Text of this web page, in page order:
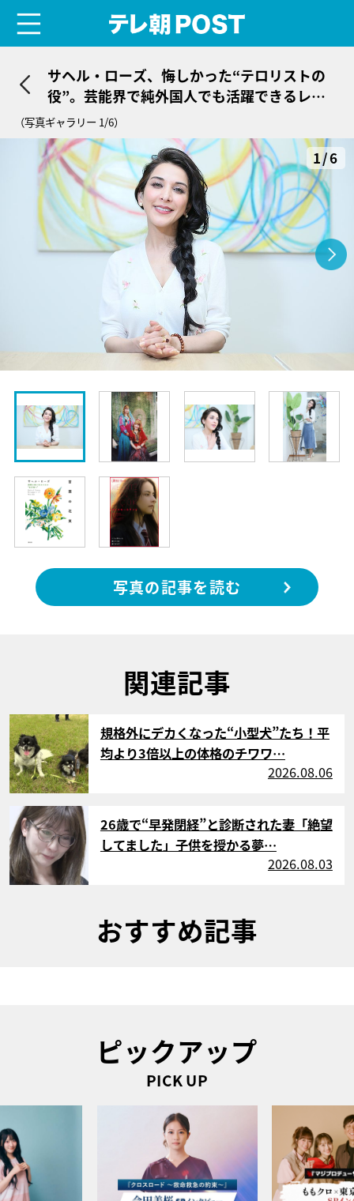
サヘル・ローズ、悔しかった“テロリストの
役”。芸能界で純外国人でも活躍できるレー
ル作りが目標に
（写真ギャラリー 1/6）
1/6
写真の記事を読む
関連記事
サムネイル
規格外にデカくなった“小型犬”たち！平
均より3倍以上の体格のチワワ…
2026.08.06
26歳で“早発閉経”と診断された妻「絶望
してました」子供を授かる夢…
2026.08.03
おすすめ記事
ピックアップ
PICK UP